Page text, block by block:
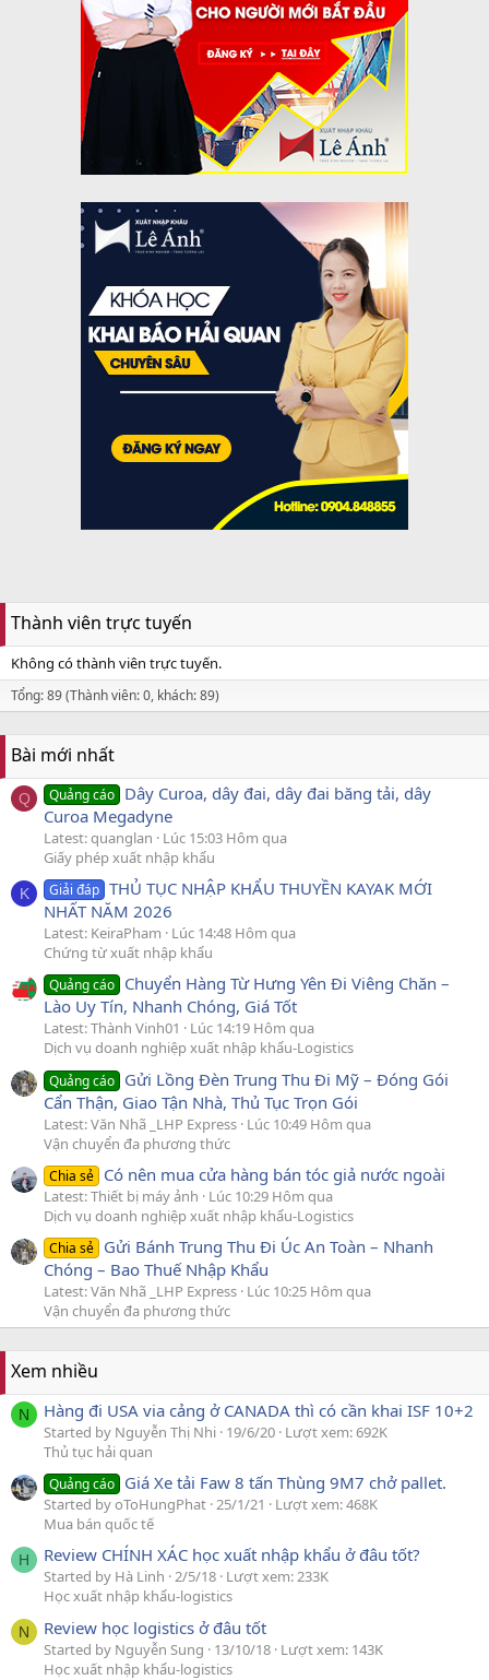
Thành viên trực tuyến
Không có thành viên trực tuyến.
Tổng: 89 (Thành viên: 0, khách: 89)
Bài mới nhất
Q Quảng cáo Dây Curoa, dây đai, dây đai băng tải, dây
Curoa Megadyne
Latest: quanglan
Lúc 15:03 Hôm qua
Giấy phép xuất nhập khẩu
K Giải đáp THỦ TỤC NHẬP KHẨU THUYỀN KAYAK MỚI
NHẤT NĂM 2026
Latest: KeiraPham
Lúc 14:48 Hôm qua
Chứng từ xuất nhập khẩu
Quảng cáo Chuyển Hàng Từ Hưng Yên Đi Viêng Chăn –
Lào Uy Tín, Nhanh Chóng, Giá Tốt
Latest: Thành Vinh01
Lúc 14:19 Hôm qua
Dịch vụ doanh nghiệp xuất nhập khẩu-Logistics
Quảng cáo Gửi Lồng Đèn Trung Thu Đi Mỹ – Đóng Gói
Cẩn Thận, Giao Tận Nhà, Thủ Tục Trọn Gói
Latest: Văn Nhã _LHP Express Lúc 10:49 Hôm qua
Vận chuyển đa phương thức
Chia sẻ Có nên mua cửa hàng bán tóc giả nước ngoài
Latest: Thiết bị máy ảnh
Lúc 10:29 Hôm qua
Dịch vụ doanh nghiệp xuất nhập khẩu-Logistics
Chia sẻ Gửi Bánh Trung Thu Đi Úc An Toàn – Nhanh
Chóng – Bao Thuế Nhập Khẩu
Latest: Văn Nhã _LHP Express Lúc 10:25 Hôm qua
Vận chuyển đa phương thức
Xem nhiều
N Hàng đi USA via cảng ở CANADA thì có cần khai ISF 10+2
Started by Nguyễn Thị Nhi 19/6/20 Lượt xem: 692K
Thủ tục hải quan
Quảng cáo Giá Xe tải Faw 8 tấn Thùng 9M7 chở pallet.
Started by oToHungPhat 25/1/21
Lượt xem: 468K
Mua bán quốc tế
H Review CHÍNH XÁC học xuất nhập khẩu ở đâu tốt?
Started by Hà Linh 2/5/18 Lượt xem: 233K
Học xuất nhập khẩu-logistics
N Review học logistics ở đâu tốt
Started by Nguyễn Sung 13/10/18 Lượt xem: 143K
Học xuất nhập khẩu-logistics